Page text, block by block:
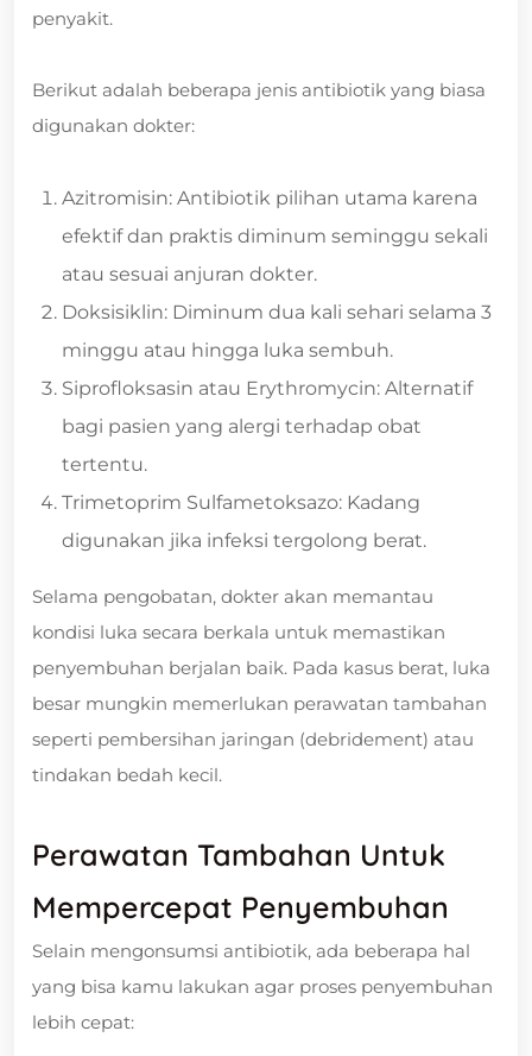
penyakit.
Berikut adalah beberapa jenis antibiotik yang biasa
digunakan dokter:
Azitromisin: Antibiotik pilihan utama karena
efektif dan praktis diminum seminggu sekali
atau sesuai anjuran dokter.
Doksisiklin: Diminum dua kali sehari selama 3
minggu atau hingga luka sembuh.
Siprofloksasin atau Erythromycin: Alternatif
bagi pasien yang alergi terhadap obat
tertentu.
Trimetoprim Sulfametoksazo: Kadang
digunakan jika infeksi tergolong berat.
Selama pengobatan, dokter akan memantau
kondisi luka secara berkala untuk memastikan
penyembuhan berjalan baik. Pada kasus berat, luka
besar mungkin memerlukan perawatan tambahan
seperti pembersihan jaringan (debridement) atau
tindakan bedah kecil.
Perawatan Tambahan Untuk
Mempercepat Penyembuhan
Selain mengonsumsi antibiotik, ada beberapa hal
yang bisa kamu lakukan agar proses penyembuhan
lebih cepat: